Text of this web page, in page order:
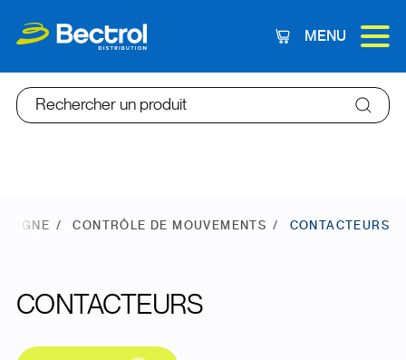
Panier
MENU
Rechercher un produit
LIGNE CONTRÔLE DE MOUVEMENTS CONTACTEURS
CONTACTEURS